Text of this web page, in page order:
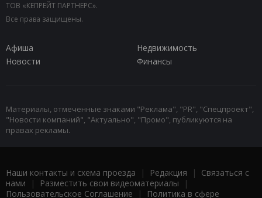
ТОВ «КЕПРЕЙТ ПАРТНЕРС».
Все права защищены.
Афиша
Недвижимость
Новости
Финансы
Материалы, отмеченные знаками "Реклама", "PR", "Спецпроект",
"Новости компаний", "Актуально", "Промо", публикуются на
правах рекламы.
Наши контакты и схема проезда | Редакция | Связаться с
нами | Разместить свои видеоматериалы |
Пользовательское Соглашение | Политика в сфере